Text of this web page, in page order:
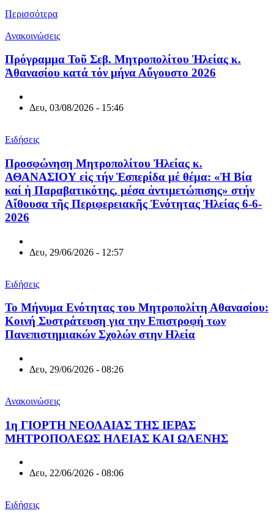
Περισσότερα
Ανακοινώσεις
Πρόγραμμα Τοῦ Σεβ. Μητροπολίτου Ἠλείας κ.
Ἀθανασίου κατά τόν μήνα Αὔγουστο 2026
Δευ, 03/08/2026 - 15:46
Ειδήσεις
Προσφώνηση Μητροπολίτου Ἠλείας κ.
ΑΘΑΝΑΣΙΟΥ εἰς τήν Ἑσπερίδα μέ θέμα: «Ἡ Βία
καί ἡ Παραβατικότης, μέσα ἀντιμετώπισης» στήν
Αἴθουσα τῆς Περιφερειακῆς Ἑνότητας Ἠλείας 6-6-
2026
Δευ, 29/06/2026 - 12:57
Ειδήσεις
Το Μήνυμα Ενότητας του Μητροπολίτη Αθανασίου:
Κοινή Συστράτευση για την Επιστροφή των
Πανεπιστημιακών Σχολών στην Ηλεία
Δευ, 29/06/2026 - 08:26
Ανακοινώσεις
1η ΓΙΟΡΤΗ ΝΕΟΛΑΙΑΣ ΤΗΣ ΙΕΡΑΣ
ΜΗΤΡΟΠΟΛΕΩΣ ΗΛΕΙΑΣ ΚΑΙ ΩΛΕΝΗΣ
Δευ, 22/06/2026 - 08:06
Ειδήσεις